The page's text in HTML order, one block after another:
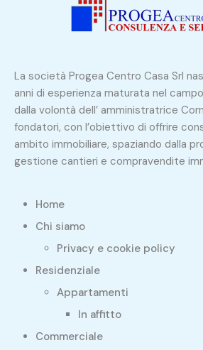
La società Progea Centro Casa Srl
anni di esperienza maturata nel
dalla volontà dell’ amministratrice
fondatori, con l’obiettivo di offrire
ambito immobiliare, spaziando dalla
gestione cantieri e compravendite
Home
Chi siamo
Privacy e cookie policy
Residenziale
Appartamenti
In affitto
Commerciale